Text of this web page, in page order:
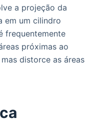
a projeção da
em um cilindro
frequentemente
próximas ao
distorce as áreas